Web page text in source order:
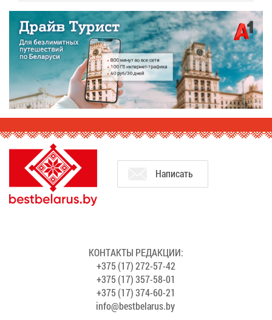
На­пи­сать
КОН­ТАК­ТЫ РЕ­ДАК­ЦИИ:
+375 (17) 272-57-42
+375 (17) 357-58-01
+375 (17) 374-60-21
info@​bes​tbel​arus.​by